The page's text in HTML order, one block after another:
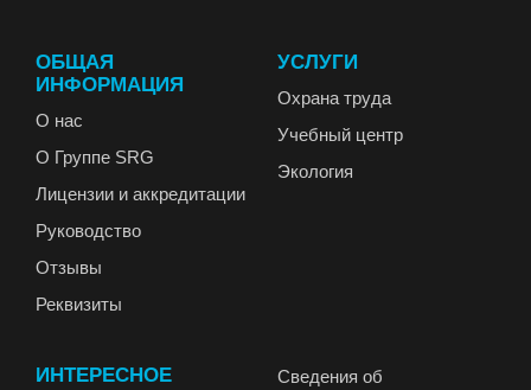
ОБЩАЯ
ИНФОРМАЦИЯ
О нас
О Группе SRG
Лицензии и аккредитации
Руководство
Отзывы
Реквизиты
УСЛУГИ
Охрана труда
Учебный центр
Экология
ИНТЕРЕСНОЕ
Сведения об